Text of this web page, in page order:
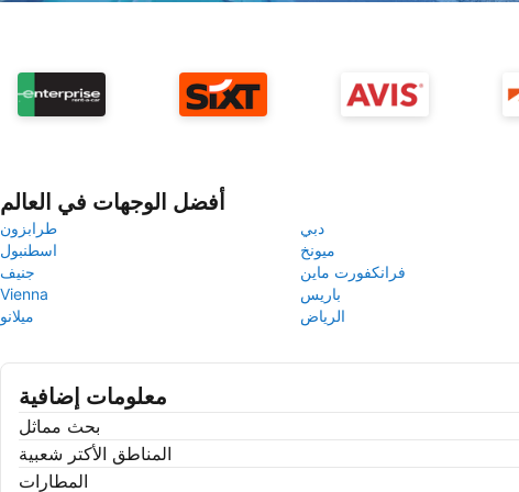
أفضل الوجهات في العالم
طرابزون
دبي
اسطنبول
ميونخ
جنيف
فرانكفورت ماين
Vienna
باريس
ميلانو
الرياض
معلومات إضافية
بحث مماثل
المناطق الأكتر شعبية
المطارات